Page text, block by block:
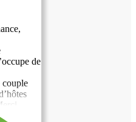
de
couple